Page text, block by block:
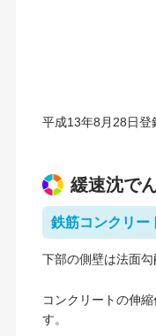
平成13年8月28日登
緩速沈で
鉄筋コンクリー
下部の側壁は法面
コンクリートの伸
す。